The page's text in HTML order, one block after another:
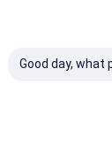
Good day, what